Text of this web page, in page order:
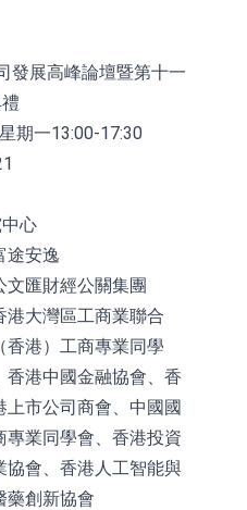
漲+45.60%
概念板塊拉升，益生
漲10.02%
板塊拉升，藥康生物
19.99%
斷服務板塊拉升，貝瑞
漲10.02%
湖路演社清華校友電
跌幅榜前十，賽迪顧
40.96%，天瑞汽車内
跌26.09%
發展高峰論壇暨第十一
期一13:00-17:30
心
途安逸
文匯財經公關集團
港大灣區工商業聯合
香港）工商專業同學
港中國金融協會、香
市公司商會、中國國
業同學會、香港投資
協會、香港人工智能與
藥創新協會